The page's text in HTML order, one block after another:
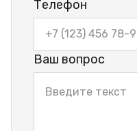
Телефон
Ваш вопрос